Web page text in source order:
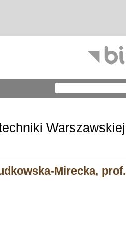
Warszawskiej
Mirecka, prof.